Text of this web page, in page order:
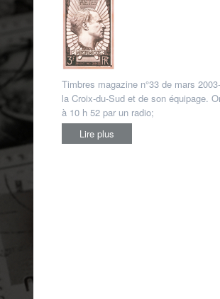
Timbres magazine n°33 de mars
la Croix-du-Sud et de son équipage.
à 10 h 52 par un radio;
Lire plus